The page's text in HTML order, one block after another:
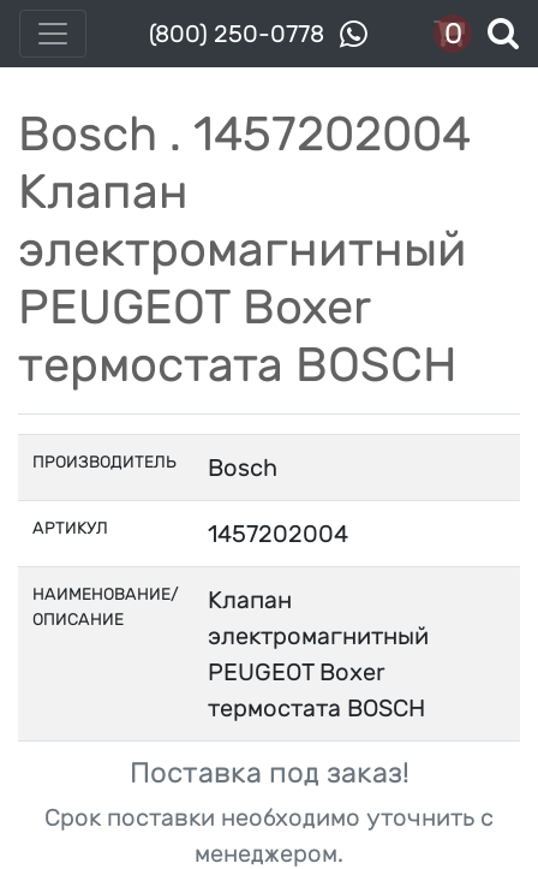
(800) 250-0778 0
Bosch . 1457202004
Клапан
электромагнитный
PEUGEOT Boxer
термостата BOSCH
ПРОИЗВОДИТЕЛЬ Bosch
АРТИКУЛ 1457202004
НАИМЕНОВАНИЕ/
ОПИСАНИЕ
Клапан
электромагнитный
PEUGEOT Boxer
термостата BOSCH
Поставка под заказ!
Срок поставки необходимо уточнить с
менеджером.